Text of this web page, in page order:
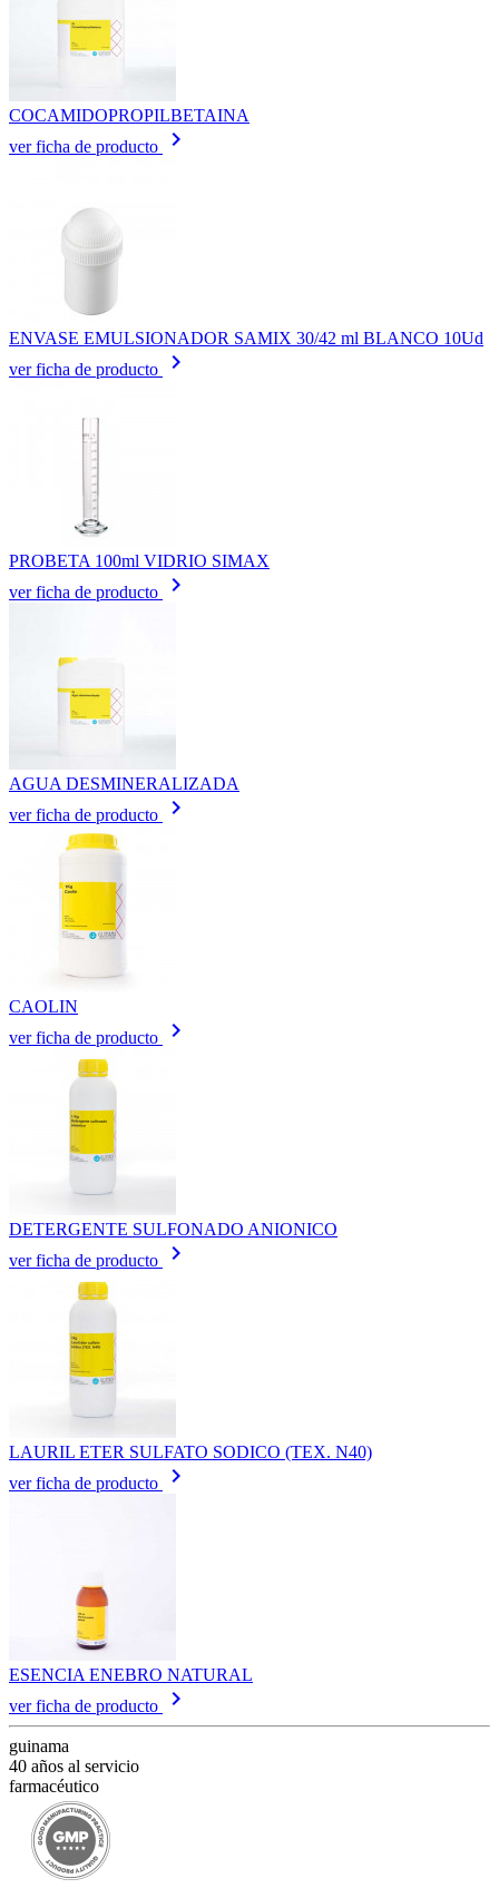
COCAMIDOPROPILBETAINA
ver ficha de producto
keyboard_arrow_right
ENVASE EMULSIONADOR SAMIX 30/42 ml BLANCO 10Ud
ver ficha de producto
keyboard_arrow_right
PROBETA 100ml VIDRIO SIMAX
ver ficha de producto
keyboard_arrow_right
AGUA DESMINERALIZADA
ver ficha de producto
keyboard_arrow_right
CAOLIN
ver ficha de producto
keyboard_arrow_right
DETERGENTE SULFONADO ANIONICO
ver ficha de producto
keyboard_arrow_right
LAURIL ETER SULFATO SODICO (TEX. N40)
ver ficha de producto
keyboard_arrow_right
ESENCIA ENEBRO NATURAL
ver ficha de producto
keyboard_arrow_right
guinama
40 años al servicio
farmacéutico